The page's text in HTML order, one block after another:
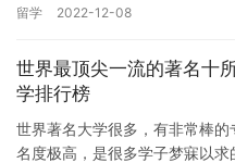
品牌网…
留学 2022-12-08
世界最顶尖一流的著名十
学排行榜
世界著名大学很多，有非常棒
名度极高，是很多学子梦寐以